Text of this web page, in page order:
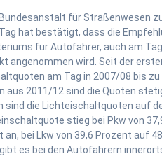
für Straßenwesen
hat bestätigt, dass die
für Autofahrer, auch am
angenommen wird. Seit der
am Tag in 2007/08 bis zu
aus 2011/12 sind die Quoten
sind die Lichteischaltquoten auf
stieg bei Pkw von
bei Lkw von 39,6 Prozent auf
es bei den Autofahrern